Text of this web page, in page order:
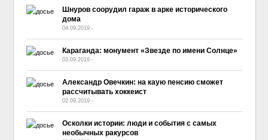
Шнуров соорудил гараж в арке исторического
дома
04.09.2019 -
Караганда: монумент «Звезде по имени Солнце»
03.09.2019 -
Александр Овечкин: на каую пенсию сможет
рассчитывать хоккеист
02.09.2019 -
Осколки истории: люди и события с самых
необычных ракурсов